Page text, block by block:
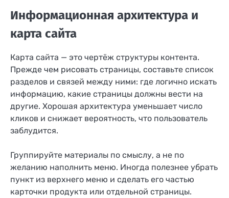
Информационная архитектура и
карта сайта
Карта сайта — это чертёж структуры контента.
Прежде чем рисовать страницы, составьте список
разделов и связей между ними: где логично искать
информацию, какие страницы должны вести на
другие. Хорошая архитектура уменьшает число
кликов и снижает вероятность, что пользователь
заблудится.
Группируйте материалы по смыслу, а не по
желанию наполнить меню. Иногда полезнее убрать
пункт из верхнего меню и сделать его частью
карточки продукта или отдельной страницы.